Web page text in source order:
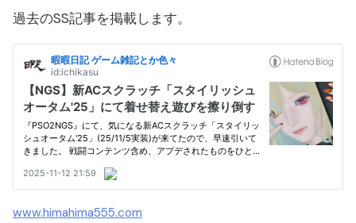
過去のSS記事を掲載します。
www.himahima555.com